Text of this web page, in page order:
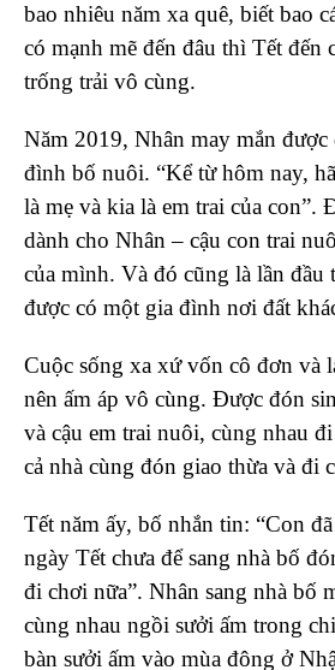
bao nhiêu năm xa quê, biết bao
có mạnh mẽ đến đâu thì Tết đến
trống trải vô cùng.
Năm 2019, Nhân may mắn được
đình bố nuôi. “Kể từ hôm nay,
là mẹ và kia là em trai của con”.
dành cho Nhân – cậu con trai
của mình. Và đó cũng là lần đầu
được có một gia đình nơi đất
Cuộc sống xa xứ vốn cô đơn và
nên ấm áp vô cùng. Được đón
và cậu em trai nuôi, cùng nhau
cả nhà cùng đón giao thừa và đi
Tết năm ấy, bố nhắn tin: “Con
ngày Tết chưa để sang nhà bố
đi chơi nữa”. Nhân sang nhà bố
cùng nhau ngồi sưởi ấm trong
bàn sưởi ấm vào mùa đông ở